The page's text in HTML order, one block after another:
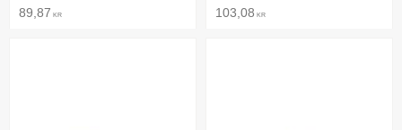
89,87 KR
103,08 KR